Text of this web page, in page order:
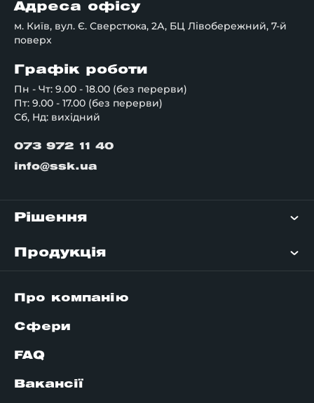
Адреса офісу
м. Київ, вул. Є. Сверстюка, 2А, БЦ Лівобережний, 7-й
поверх
Графік роботи
Пн - Чт: 9.00 - 18.00 (без перерви)
Пт: 9.00 - 17.00 (без перерви)
Сб, Нд: вихідний
073 972 11 40
info@ssk.ua
Рішення
Продукція
Про компанію
Сфери
FAQ
Вакансії